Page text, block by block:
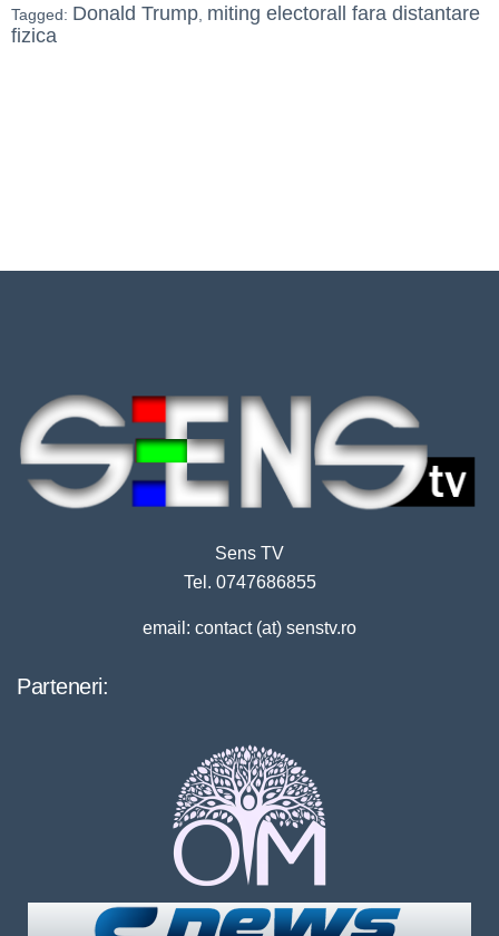
Tagged: Donald Trump miting electorall fara distantare
fizica
Sens TV
Tel. 0747686855
email: contact (at) senstv.ro
Parteneri: